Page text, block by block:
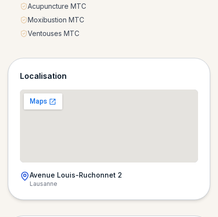
Acupuncture MTC
Moxibustion MTC
Ventouses MTC
Localisation
Chargement de la carte…
Avenue Louis-Ruchonnet 2
Lausanne